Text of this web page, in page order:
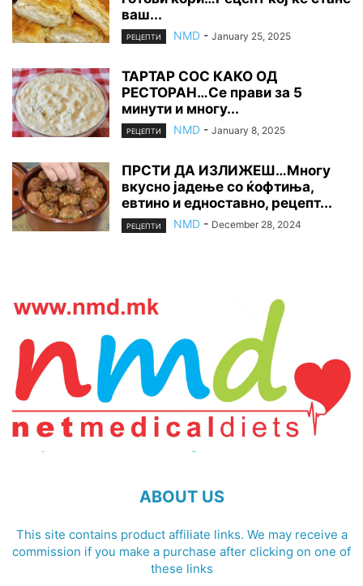
ваш...
РЕЦЕПТИ NMD - January 25, 2025
ТАРТАР СОС КАКО ОД
РЕСТОРАН…Се прави за 5
минути и многу...
РЕЦЕПТИ NMD - January 8, 2025
ПРСТИ ДА ИЗЛИЖЕШ…Многу
вкусно јадење со ќофтиња,
евтино и едноставно, рецепт...
РЕЦЕПТИ NMD - December 28, 2024
ABOUT US
This site contains product affiliate links. We may receive a
commission if you make a purchase after clicking on one of
these links